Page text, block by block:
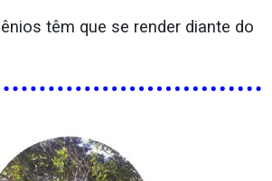
têm que se render diante do